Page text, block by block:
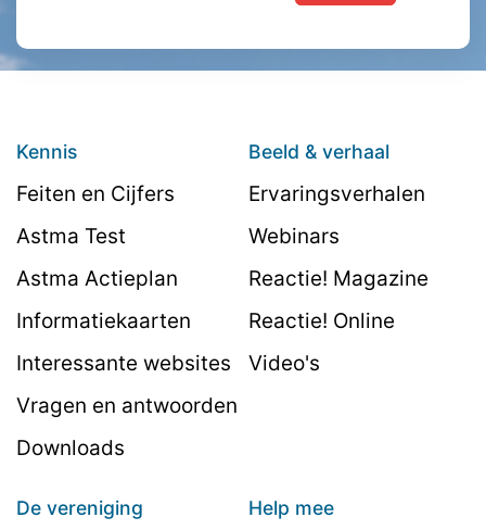
Kennis
Feiten en Cijfers
Astma Test
Astma Actieplan
Informatiekaarten
Interessante websites
Vragen en antwoorden
Downloads
Beeld & verhaal
Ervaringsverhalen
Webinars
Reactie! Magazine
Reactie! Online
Video's
De vereniging Help mee